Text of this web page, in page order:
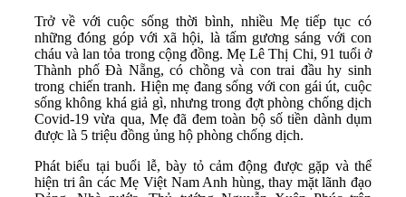
Trở về với cuộc sống thời bình, nhiều Mẹ tiếp tục có
những đóng góp với xã hội, là tấm gương sáng với con
cháu và lan tỏa trong cộng đồng. Mẹ Lê Thị Chi, 91 tuổi ở
Thành phố Đà Nẵng, có chồng và con trai đầu hy sinh
trong chiến tranh. Hiện mẹ đang sống với con gái út, cuộc
sống không khá giả gì, nhưng trong đợt phòng chống dịch
Covid-19 vừa qua, Mẹ đã đem toàn bộ số tiền dành dụm
được là 5 triệu đồng ủng hộ phòng chống dịch.
Phát biểu tại buổi lễ, bày tỏ cảm động được gặp và thể
hiện tri ân các Mẹ Việt Nam Anh hùng, thay mặt lãnh đạo